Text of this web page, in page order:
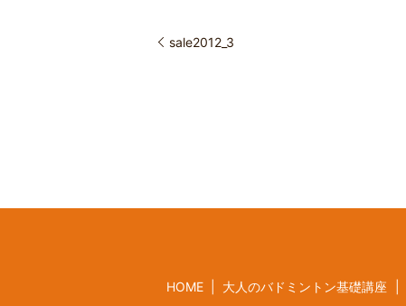
sale2012_3
HOME 大人のバドミントン基礎講座